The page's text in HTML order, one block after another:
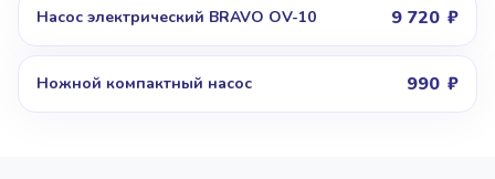
Насос электрический BRAVO OV-10 9 720
Ножной компактный насос 990